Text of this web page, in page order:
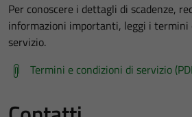
Per conoscere i dettagli di scadenze,
informazioni importanti, leggi i termini
servizio.
Termini e condizioni di servizio